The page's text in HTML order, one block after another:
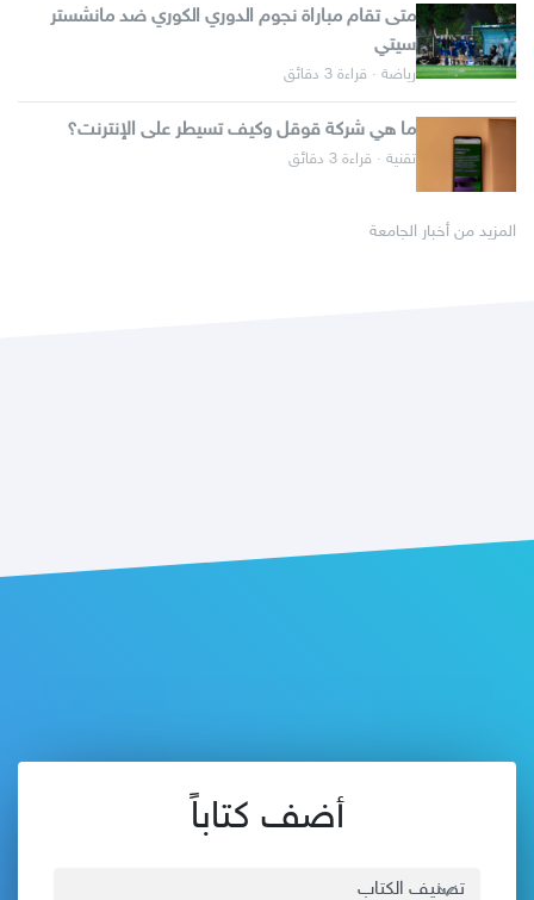
متى تقام مباراة نجوم الدوري الكوري ضد مانشستر
سيتي
رياضة · قراءة 3 دقائق
ما هي شركة قوقل وكيف تسيطر على الإنترنت؟
تقنية · قراءة 3 دقائق
المزيد من أخبار الجامعة
أضف كتاباً